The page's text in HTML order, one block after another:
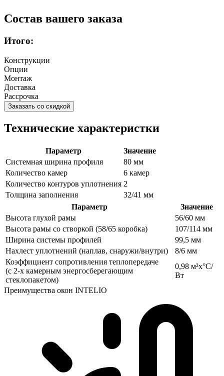
Состав вашего заказа
Итого:
Конструкции
Опции
Монтаж
Доставка
Рассрочка
Заказать со скидкой
Технические характеристки
Параметр
Значение
Системная ширина профиля
80 мм
Количество камер
6 камер
Количество контуров уплотнения 2
Толщина заполнения
32/41 мм
Параметр
Значение
Высота глухой рамы
56/60 мм
Высота рамы со створкой (58/65 коробка)
107/114 мм
Ширина системы профилей
99,5 мм
Нахлест уплотнений (наплав, снаружи/внутри)
8/6 мм
Коэффициент сопротивления теплопередаче
(с 2-х камерным энергосберегающим
стеклопакетом)
0,98 м²x°C/
Вт
Преимущества окон INTELIO